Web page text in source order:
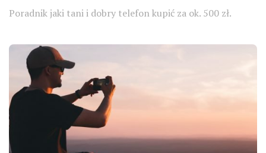
Poradnik jaki tani i dobry telefon kupić za ok. 500 zł.